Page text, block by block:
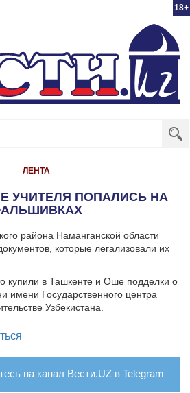
18+
ЛЕНТА
УЧИТЕЛЯ ПОПАЛИСЬ НА
района Наманганской области
которые легализовали их
купили в Ташкенте и Оше подделки о
имени Государственного центра
Узбекистана.
на канал Вести.UZ в Telegram